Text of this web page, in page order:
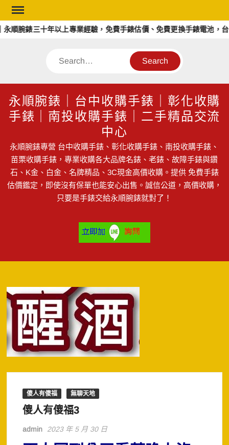
Skip
to
content
順腕錶三十年以上專業經驗，免費手錶估價、免費更換手錶電池，台
Search
永順腕錶｜台中收購手錶｜彰化收購
手錶｜南投收購手錶｜二手精品交流
中心
永順腕錶專營 台中收購手錶、彰化收購手錶、南投收購手錶、
苗栗收購手錶，專業收購各大品牌名錶、老錶、故障手錶與鑽
石、K金、白金、名牌精品、3C現金高價收購。提供 免費手錶
估價鑑定，即使沒有保單也能安心出售。誠信公道，高價收購，
只要是手錶交給永順腕錶就對了！
傻人有傻福 無聊天地
傻人有傻福3
admin 2023 年 5 月 30 日